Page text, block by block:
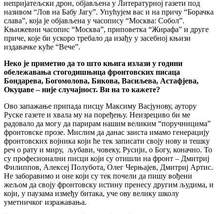
непријатељски дрон, објављена у Литературној газети под
називом “Лов на Бабу Јагу”. Упућујем вас и на причу “Борачка
слава”, која је објављена у часопису “Москва: Собол”.
Књижевни часопис “Москва”, приповетка “Жирафа” и друге
приче, које би ускоро требало да изађу у засебној књизи
издавачке куће “Вече”.
Неко је приметио да то што књига излази у години
обележавања стогодишњица фронтовских писаца
Бондарева, Богомолова, Бикова, Васиљева, Астафјева,
Окуџаве – није случајност. Ви на то кажете?
Ово запажање припада писцу Максиму Васјунову, аутору
Руске газете и хвала му на поређењу. Неизрециво би ме
радовало да могу да парирам нашим великим “поручницима”
фронтовске прозе. Мислим да данас заиста имамо генерацију
фронтовских војника који ће тек записати своју нову и тешку
реч о рату и миру, љубави, човеку, Русији, о Богу, коначно. То
су професионални писци који су отишли ​​на фронт – Дмитриј
Филиппов, Алексеј Полубота, Олег Черњајев, Дмитриј Артис.
Не заборавимо и оне који су тек почели да пишу вођени
жељом да своју фронтовску истину пренесу другим људима, и
који, у паузама између битака, уче ову велику школу
уметничког изражавања.